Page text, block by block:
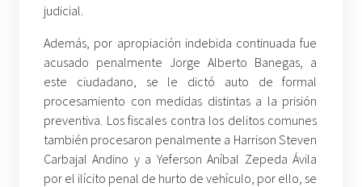
judicial.
Además, por apropiación indebida continuada fue
acusado penalmente Jorge Alberto Banegas, a
este ciudadano, se le dictó auto de formal
procesamiento con medidas distintas a la prisión
preventiva. Los fiscales contra los delitos comunes
también procesaron penalmente a Harrison Steven
Carbajal Andino y a Yeferson Aníbal Zepeda Ávila
por el ilícito penal de hurto de vehículo, por ello, se